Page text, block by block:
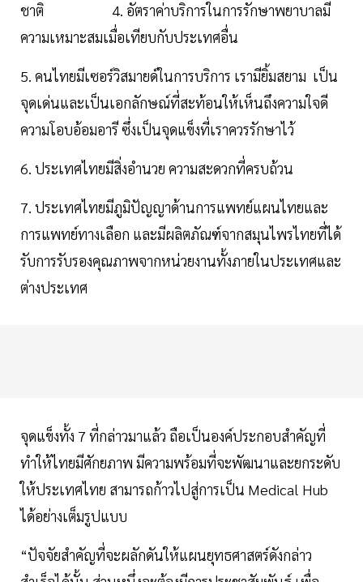
ชาติ 4. อัตราค่าบริการในการรักษาพยาบาลมี
ความเหมาะสมเมื่อเทียบกับประเทศอื่น
5. คนไทยมีเซอร์วิสมายด์ในการบริการ เรามียิ้มสยาม เป็น
จุดเด่นและเป็นเอกลักษณ์ที่สะท้อนให้เห็นถึงความใจดี
ความโอบอ้อมอารี ซึ่งเป็นจุดแข็งที่เราควรรักษาไว้
6. ประเทศไทยมีสิ่งอำนวย ความสะดวกที่ครบถ้วน
7. ประเทศไทยมีภูมิปัญญาด้านการแพทย์แผนไทยและ
การแพทย์ทางเลือก และมีผลิตภัณฑ์จากสมุนไพรไทยที่ได้
รับการรับรองคุณภาพจากหน่วยงานทั้งภายในประเทศและ
ต่างประเทศ
จุดแข็งทั้ง 7 ที่กล่าวมาแล้ว ถือเป็นองค์ประกอบสำคัญที่
ทำให้ไทยมีศักยภาพ มีความพร้อมที่จะพัฒนาและยกระดับ
ให้ประเทศไทย สามารถก้าวไปสู่การเป็น Medical Hub
ได้อย่างเต็มรูปแบบ
“ปัจจัยสำคัญที่จะผลักดันให้แผนยุทธศาสตร์ดังกล่าว